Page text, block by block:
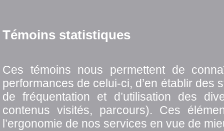
Témoins statistiques
Ces témoins nous permettent de
performances de celui-ci, d’en établir des
de fréquentation et d’utilisation des
contenus visités, parcours). Ces
l’ergonomie de nos services en vue de